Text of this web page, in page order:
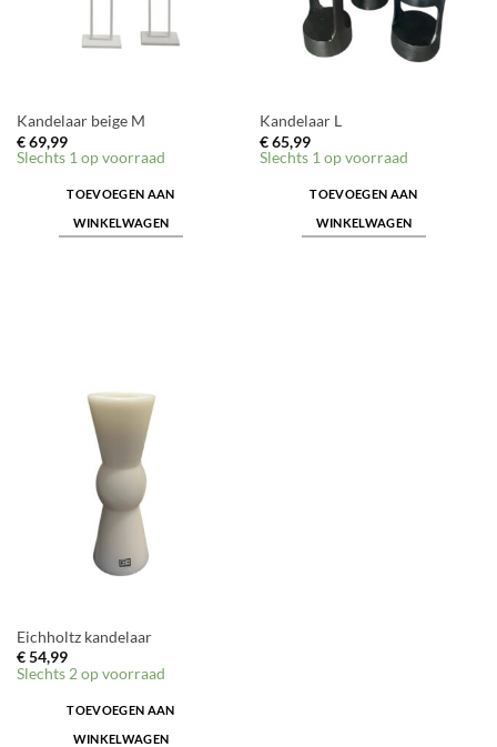
Kandelaar beige M
€69,99
Slechts 1 op voorraad
TOEVOEGEN AAN
WINKELWAGEN
Kandelaar L
€65,99
Slechts 1 op voorraad
TOEVOEGEN AAN
WINKELWAGEN
Eichholtz kandelaar
€54,99
Slechts 2 op voorraad
TOEVOEGEN AAN
WINKELWAGEN